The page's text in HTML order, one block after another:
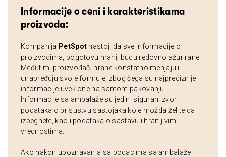
Informacije o ceni i karakteristikama
proizvoda:
Kompanija PetSpot nastoji da sve informacije o
proizvodima, pogotovu hrani, budu redovno ažurirane.
Međutim, proizvođači hrane konstatno menjaju i
unapređuju svoje formule, zbog čega su najpreciznije
informacije uvek one na samom pakovanju.
Informacije sa ambalaže su jedini siguran izvor
podataka o prisustvu sastojaka koje možda želite da
izbegnete, kao i podataka o sastavu i hranljivim
vrednostima.
Ako nakon upoznavanja sa podacima sa ambalaže